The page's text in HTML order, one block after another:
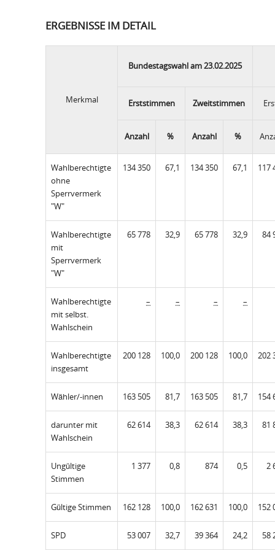
ERGEBNISSE IM DETAIL
Merkmal
Bundestagswahl am 23.02.2025
Erststimmen Zweitstimmen
Anzahl % Anzahl %
Wahlberechtigte
ohne
Sperrvermerk
"W"
134 350 67,1 134 350 67,1 117
Wahlberechtigte
mit
Sperrvermerk
"W"
65 778 32,9 65 778 32,9 84
Wahlberechtigte
mit selbst.
Wahlschein
– – – –
Wahlberechtigte
insgesamt
200 128 100,0 200 128 100,0 202
Wähler/-innen 163 505 81,7 163 505 81,7 154
darunter mit
Wahlschein
62 614 38,3 62 614 38,3 81
Ungültige
Stimmen
1 377 0,8 874 0,5 2
Gültige Stimmen 162 128 100,0 162 631 100,0 152
SPD 53 007 32,7 39 364 24,2 58